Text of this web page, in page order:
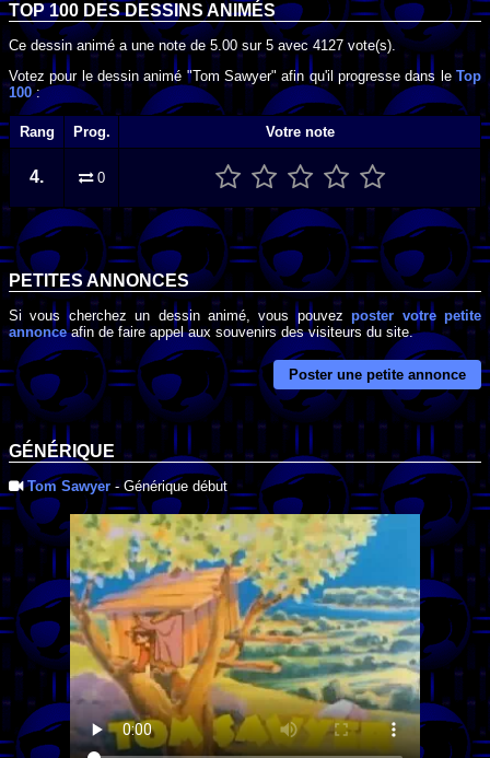
TOP 100 DESDESSINS ANIMÉS
Ce dessin animé a une note de5.00 sur 5 avec4127 vote(s).
Votez pour le dessin animé "Tom Sawyer" afin qu'il progresse dans le Top
100:
Rang Prog. Votre note
4. 0
PETITES ANNONCES
Si vous cherchez un dessin animé, vous pouvezposter votre petite
annonceafin de faire appel aux souvenirs des visiteurs du site.
Poster une petite annonce
GÉNÉRIQUE
Tom Sawyer - Générique début